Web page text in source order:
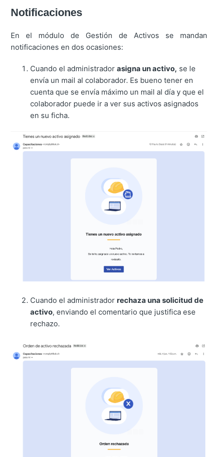
Notificaciones
En el módulo de Gestión de Activos se mandan
notificaciones en dos ocasiones:
Cuando el administradorasigna un activo, se le
envía un mail al colaborador. Es bueno tener en
cuenta que se envía máximo un mail al día y que el
colaborador puede ir a ver sus activos asignados
en su ficha.
Cuando el administrador rechaza una solicitud de
activo, enviando el comentario que justifica ese
rechazo.